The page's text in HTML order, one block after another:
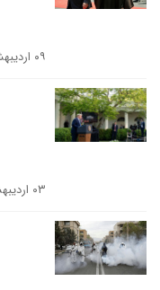
۰۹ اردیبهشت ۱۳۹۹
۰۳ اردیبهشت ۱۳۹۹